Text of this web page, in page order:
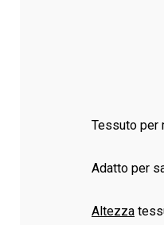
Tessuto per
Adatto per
Altezza